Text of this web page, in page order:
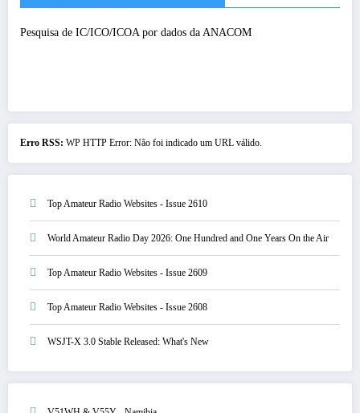
Pesquisa de IC/ICO/ICOA por dados da ANACOM
Erro RSS: WP HTTP Error: Não foi indicado um URL válido.
Top Amateur Radio Websites - Issue 2610
World Amateur Radio Day 2026: One Hundred and One Years On the Air
Top Amateur Radio Websites - Issue 2609
Top Amateur Radio Websites - Issue 2608
WSJT-X 3.0 Stable Released: What's New